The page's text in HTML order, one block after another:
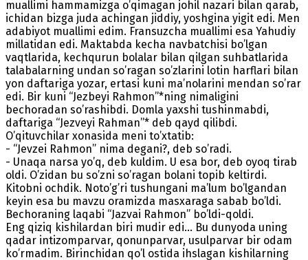
muallimi hammamizga o’qimagan johil nazari bilan qarab,
ichidan bizga juda achingan jiddiy, yoshgina yigit edi. Men
adabiyot muallimi edim. Fransuzcha muallimi esa Yahudiy
millatidan edi. Maktabda kecha navbatchisi bo’lgan
vaqtlarida, kechqurun bolalar bilan qilgan suhbatlarida
talabalarning undan so’ragan so’zlarini lotin harflari bilan
yon daftariga yozar, ertasi kuni ma’nolarini mendan so’rar
edi. Bir kuni “Jezbeyi Rahmon”*ning nimaligini
bechoradan so’rashibdi. Domla yaxshi tushinmabdi,
daftariga “Jezveyi Rahman”* deb qayd qilibdi.
O’qituvchilar xonasida meni to’xtatib:
- “Jevzei Rahmon” nima degani?, deb so’radi.
- Unaqa narsa yo’q, deb kuldim. U esa bor, deb oyoq tirab
oldi. O’zidan bu so’zni so’ragan bolani topib keltirdi.
Kitobni ochdik. Noto’g’ri tushungani ma’lum bo’lgandan
keyin esa bu mavzu oramizda masxaraga sabab bo’ldi.
Bechoraning laqabi “Jazvai Rahmon” bo’ldi-qoldi.
Eng qiziq kishilardan biri mudir edi… Bu dunyoda uning
qadar intizomparvar, qonunparvar, usulparvar bir odam
ko’rmadim. Birinchidan qo’l ostida ihslagan kishilarning